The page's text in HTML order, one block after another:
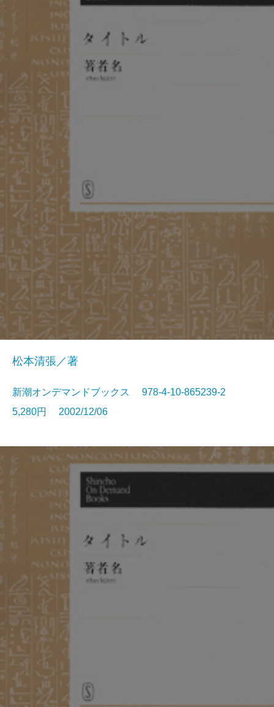
松本清張／著
新潮オンデマンドブックス 978-4-10-865239-2
5,280円 2002/12/06